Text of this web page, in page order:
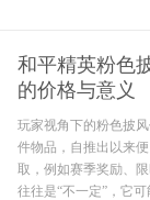
和平精英粉色
的价格与意义
玩家视角下的粉色披
件物品，自推出以来
取，例如赛季奖励、
往往是“不一定”，它